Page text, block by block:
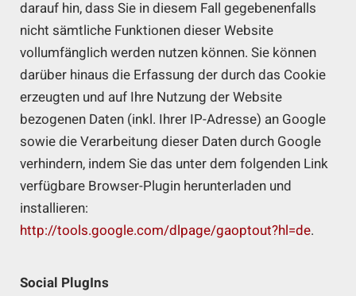
darauf hin, dass Sie in diesem Fall gegebenenfalls
nicht sämtliche Funktionen dieser Website
vollumfänglich werden nutzen können. Sie können
darüber hinaus die Erfassung der durch das Cookie
erzeugten und auf Ihre Nutzung der Website
bezogenen Daten (inkl. Ihrer IP-Adresse) an Google
sowie die Verarbeitung dieser Daten durch Google
verhindern, indem Sie das unter dem folgenden Link
verfügbare Browser-Plugin herunterladen und
installieren:
http://tools.google.com/dlpage/gaoptout?hl=de.
Social PlugIns